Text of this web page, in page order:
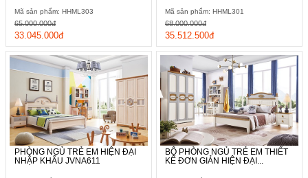
Mã sản phẩm: HHML303
33.045.000đ
65.000.000đ
Mã sản phẩm: HHML301
35.512.500đ
68.000.000đ
PHÒNG NGỦ TRẺ EM HIỆN ĐẠI
NHẬP KHẨU JVNA611
BỘ PHÒNG NGỦ TRẺ EM THIẾT
KẾ ĐƠN GIẢN HIỆN ĐẠI...